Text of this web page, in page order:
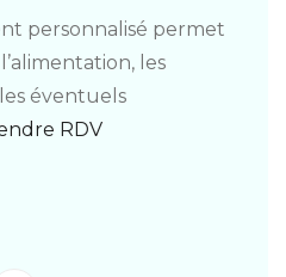
personnalisé permet
les
éventuels
RDV